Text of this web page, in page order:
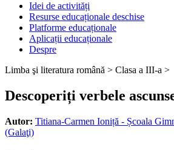
Idei de activități
Resurse educaționale deschise
Platforme educaționale
Aplicații educaționale
Despre
Limba şi literatura română > Clasa a III-a >
Descoperiți verbele
Autor: Titiana-Carmen Ioniță - Școala
(Galaţi)